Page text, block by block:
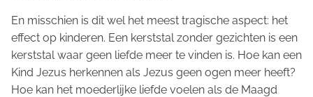
En misschien is dit wel het meest tragische aspect: het
effect op kinderen. Een kerststal zonder gezichten is een
kerststal waar geen liefde meer te vinden is. Hoe kan een
Kind Jezus herkennen als Jezus geen ogen meer heeft?
Hoe kan het moederlijke liefde voelen als de Maagd